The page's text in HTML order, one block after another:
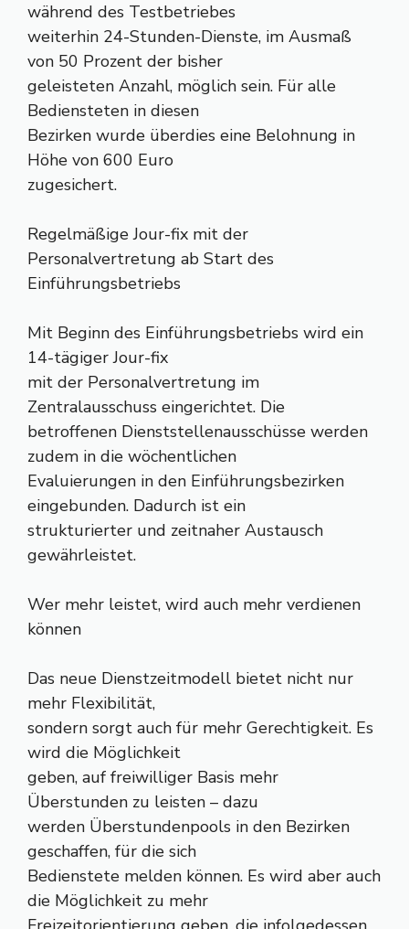
während des Testbetriebes
weiterhin 24-Stunden-Dienste, im Ausmaß
von 50 Prozent der bisher
geleisteten Anzahl, möglich sein. Für alle
Bediensteten in diesen
Bezirken wurde überdies eine Belohnung in
Höhe von 600 Euro
zugesichert.
Regelmäßige Jour-fix mit der
Personalvertretung ab Start des
Einführungsbetriebs
Mit Beginn des Einführungsbetriebs wird ein
14-tägiger Jour-fix
mit der Personalvertretung im
Zentralausschuss eingerichtet. Die
betroffenen Dienststellenausschüsse werden
zudem in die wöchentlichen
Evaluierungen in den Einführungsbezirken
eingebunden. Dadurch ist ein
strukturierter und zeitnaher Austausch
gewährleistet.
Wer mehr leistet, wird auch mehr verdienen
können
Das neue Dienstzeitmodell bietet nicht nur
mehr Flexibilität,
sondern sorgt auch für mehr Gerechtigkeit. Es
wird die Möglichkeit
geben, auf freiwilliger Basis mehr
Überstunden zu leisten – dazu
werden Überstundenpools in den Bezirken
geschaffen, für die sich
Bedienstete melden können. Es wird aber auch
die Möglichkeit zu mehr